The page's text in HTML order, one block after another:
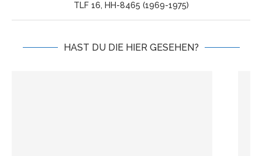
TLF 16, HH-8465 (1969-1975)
HAST DU DIE HIER GESEHEN?